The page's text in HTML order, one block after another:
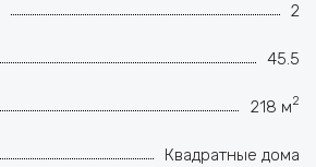
2
45.5
218 м2
Квадратные дома